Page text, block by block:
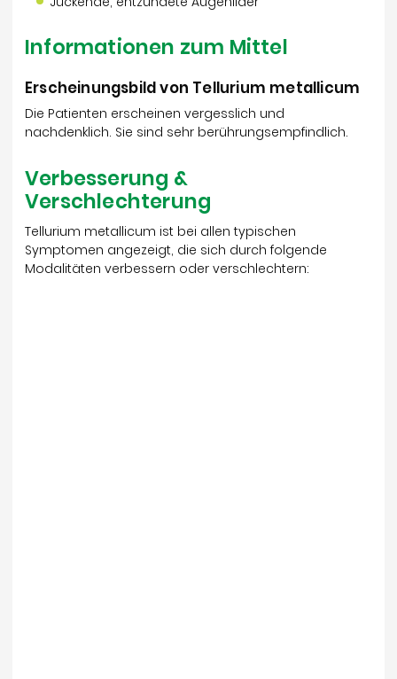
Informationen zum Mittel
Erscheinungsbild von Tellurium metallicum
Die Patienten erscheinen vergesslich und
nachdenklich. Sie sind sehr berührungsempfindlich.
Verbesserung &
Verschlechterung
Tellurium metallicum ist bei allen typischen
Symptomen angezeigt, die sich durch folgende
Modalitäten verbessern oder verschlechtern: